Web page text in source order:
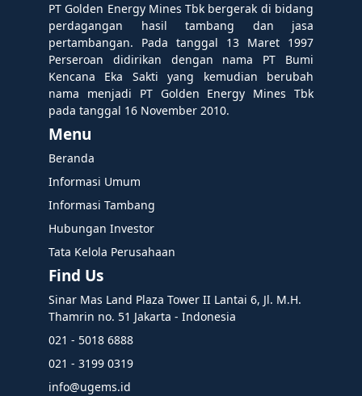
PT Golden Energy Mines Tbk bergerak di bidang
perdagangan hasil tambang dan jasa
pertambangan. Pada tanggal 13 Maret 1997
Perseroan didirikan dengan nama PT Bumi
Kencana Eka Sakti yang kemudian berubah
nama menjadi PT Golden Energy Mines Tbk
pada tanggal 16 November 2010.
Menu
Beranda
Informasi Umum
Informasi Tambang
Hubungan Investor
Tata Kelola Perusahaan
Find Us
Sinar Mas Land Plaza Tower II Lantai 6, Jl. M.H.
Thamrin no. 51 Jakarta - Indonesia
021 - 5018 6888
021 - 3199 0319
info@ugems.id